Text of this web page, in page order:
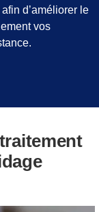
d’améliorer le
vos